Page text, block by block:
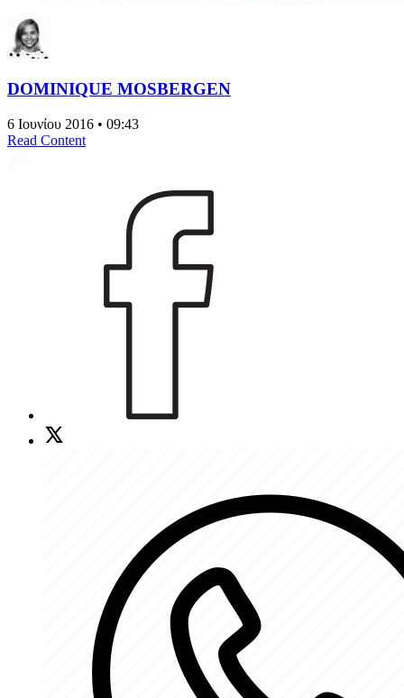
DOMINIQUE MOSBERGEN
6 Ιουνίου 2016 • 09:43
Read Content